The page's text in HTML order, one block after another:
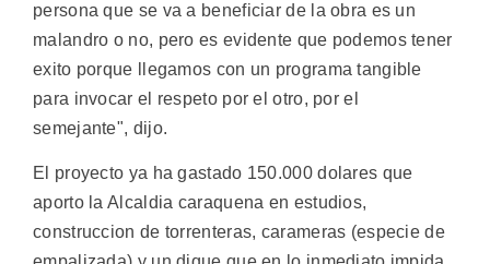
persona que se va a beneficiar de la obra es un
malandro o no, pero es evidente que podemos tener
exito porque llegamos con un programa tangible
para invocar el respeto por el otro, por el
semejante", dijo.
El proyecto ya ha gastado 150.000 dolares que
aporto la Alcaldia caraquena en estudios,
construccion de torrenteras, carameras (especie de